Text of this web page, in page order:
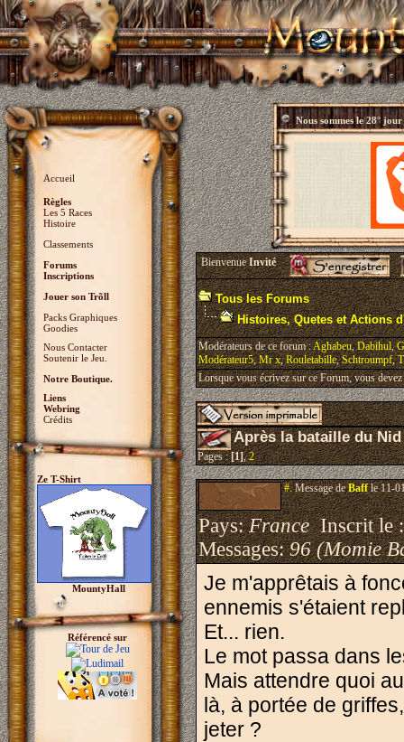
Accueil
Règles
Les 5 Races
Histoire
Classements
Forums
Inscriptions
Jouer son Trõll
Packs Graphiques
Goodies
Nous Contacter
Soutenir le Jeu.
Notre Boutique.
Liens
Webring
Crédits
Ze T-Shirt
MountyHall
Référencé sur
Nous sommes le28° jour
BienvenueInvité
Tous les Forums
Histoires, Quetes et Actions
Modérateurs de ce forum :Aghabeu,Dabihul,
Modérateur5,Mr x,Rouletabille,Schtroumpf,
Lorsque vous écrivez sur ce Forum, vous
Après la bataille du
Pages :[1],2
#.Message deBaffle 11-
Pays:FranceInscrit le
Messages:96 (Momie
Je m'apprêtais à
ennemis s'étaient
Et... rien.
Le mot passa dans
Mais attendre quoi
là, à portée de
jeter ?